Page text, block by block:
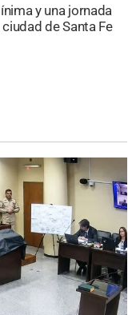
y una jornada
de Santa Fe